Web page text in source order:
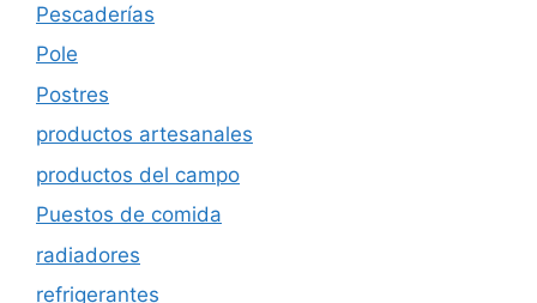
Pescaderías
Pole
Postres
productos artesanales
productos del campo
Puestos de comida
radiadores
refrigerantes